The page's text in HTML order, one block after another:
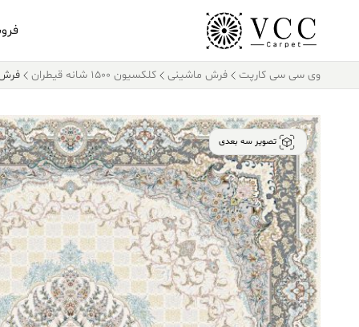
وی سی سی کارپت فرش ماشینی کلکسیون ۱۵۰۰ شانه قیطران فرش
تصویر سه بعدی